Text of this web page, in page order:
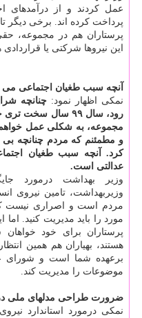
عمل كردند و از درآمدهای
پرداخت كرده اند. برخی دیگر
پرستاران هم در مجموعه،
این نیروها شركتی یا
آنچه سبب طغیان اجتماعی
نمكی اظهار نمود: چنانچه
رود، سال ۹۹ سال
مجموعه، به شكلی عمل
و مطمئنم كه مردم چنانچه بی
كرد. آنچه سبب طغیان
عدالتی است.
وزیر بهداشت درمورد
وزیربهداشت، تامین نیروی
مردم است و اصراری نیست كه
مورد را باید مدیریت كنید.
پرستاران برای خود
هستند، بهیاران هم همین
برعهده شما است و شورای
موضوعات را مدیریت كند.
ضرورت طراحی مدلهای ملی
نمكی درمورد استاندارد